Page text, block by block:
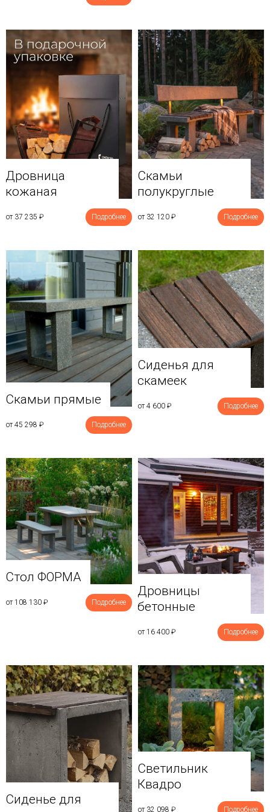
Дровница
кожаная
от 37 235 ₽ Подробнее
Скамьи
полукруглые
от 32 120 ₽ Подробнее
Скамьи прямые
от 45 298 ₽ Подробнее
Сиденья для
скамеек
от 4 600 ₽ Подробнее
Стол ФОРМА
от 108 130 ₽ Подробнее
Дровницы
бетонные
от 16 400 ₽ Подробнее
Сиденье для
Светильник
Квадро
от 32 098 ₽ Подробнее